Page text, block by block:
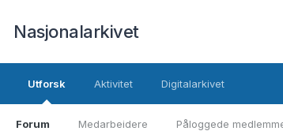
Nasjonalarkivet
Utforsk
Forum Medarbeidere Påloggede
Aktivitet Digitalarkivet